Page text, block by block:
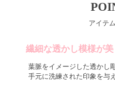
アイテ
繊細な透かし模様が
葉脈をイメージした透かし
手元に洗練された印象を与